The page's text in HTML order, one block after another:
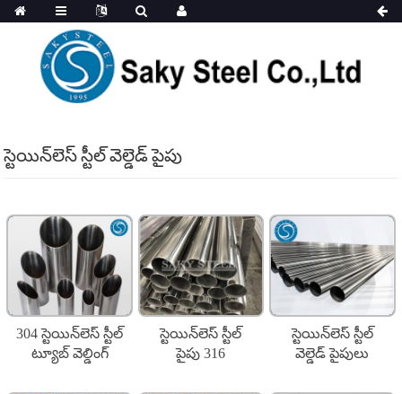
స్టెయిన్‌లెస్ స్టీల్ వెల్డెడ్ పైపు
304 స్టెయిన్‌లెస్ స్టీల్
ట్యూబ్ వెల్డింగ్
స్టెయిన్‌లెస్ స్టీల్
పైపు 316
స్టెయిన్‌లెస్ స్టీల్
వెల్డెడ్ పైపులు